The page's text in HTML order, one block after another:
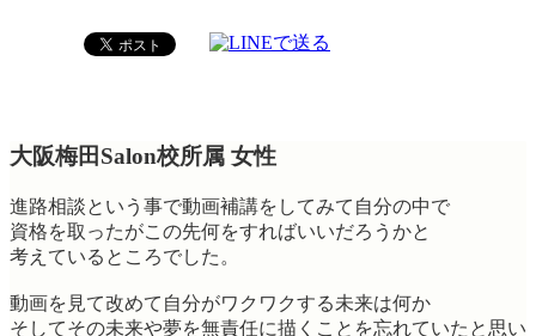
大阪梅田Salon校所属 女性
進路相談という事で動画補講をしてみて自分の中で
資格を取ったがこの先何をすればいいだろうかと
考えているところでした。
動画を見て改めて自分がワクワクする未来は何か
そしてその未来や夢を無責任に描くことを忘れていたと思い